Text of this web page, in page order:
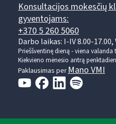
Konsultacijos mokesčių
gyventojams:
+370 5 260 5060
Darbo laikas: I-IV 8.00-17.00,
Prieššventinę dieną - viena valanda
Kiekvieno mėnesio antrą
Paklausimas perMano VMI